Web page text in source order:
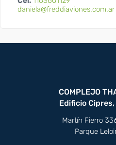
daniela@freddiaviones.com.ar
COMPLEJO
Edificio
Martín Fierro
Parque